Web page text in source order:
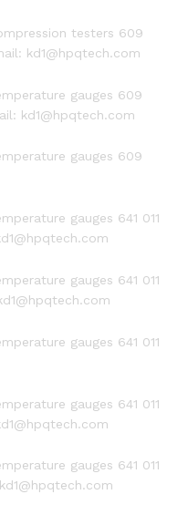
testers 609
kd1@hpqtech.com
gauges 609
kd1@hpqtech.com
gauges 609
gauges 641 011
gauges 641 011
gauges 641 011
gauges 641 011
gauges 641 011